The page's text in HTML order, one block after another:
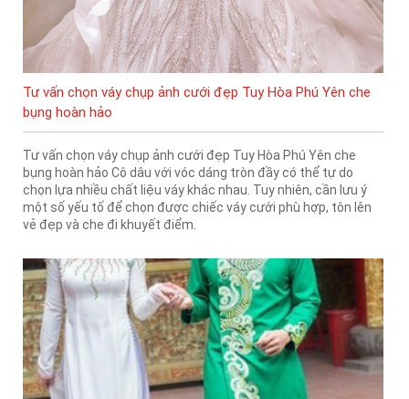
Tư vấn chọn váy chụp ảnh cưới đẹp Tuy Hòa Phú Yên che
bụng hoàn hảo
Tư vấn chọn váy chụp ảnh cưới đẹp Tuy Hòa Phú Yên che
bụng hoàn hảo Cô dâu với vóc dáng tròn đầy có thể tự do
chọn lựa nhiều chất liệu váy khác nhau. Tuy nhiên, cần lưu ý
một số yếu tố để chọn được chiếc váy cưới phù hợp, tôn lên
vẻ đẹp và che đi khuyết điểm.